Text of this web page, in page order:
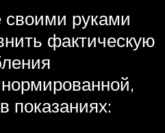
своими руками
фактическую
показаниях: